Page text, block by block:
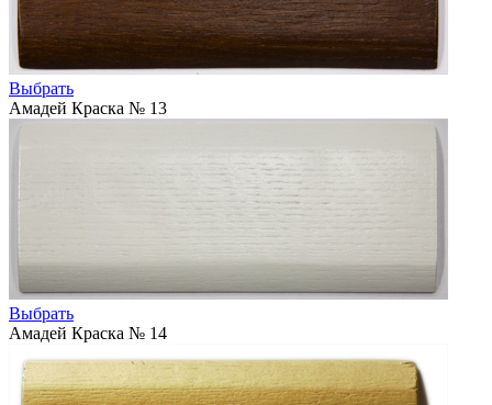
Выбрать
Амадей Краска № 13
Выбрать
Амадей Краска № 14